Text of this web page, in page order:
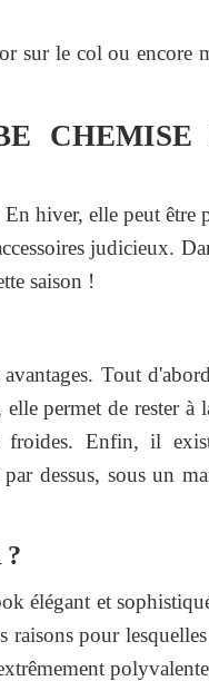
sur le col ou encore
CHEMISE
hiver, elle peut être
judicieux.
saison !
Tout
permet de rester à
froides. Enfin, il
dessus, sous un
?
élégant et
raisons pour